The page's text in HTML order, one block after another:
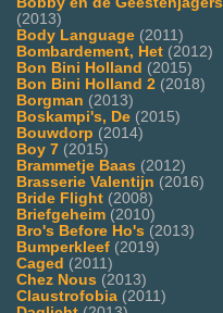
(2013)
Body Language (2011)
Bombardement, Het (2012)
Bon Bini Holland (2015)
Bon Bini Holland 2 (2018)
Borgman (2013)
Boskampi's, De (2015)
Bouwdorp (2014)
Boy 7 (2015)
Brammetje Baas (2012)
Brasserie Valentijn (2016)
Bride Flight (2008)
Briefgeheim (2010)
Bro's Before Ho's (2013)
Bumperkleef (2019)
Caged (2011)
Chez Nous (2013)
Claustrofobia (2011)